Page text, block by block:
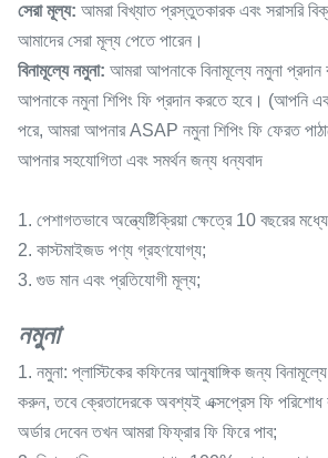
সেরা মূল্য: আমরা বিখ্যাত প্রস্তুতকারক এবং সরাসরি
আমাদের সেরা মূল্য পেতে পারেন।
বিনামূল্যে নমুনা: আমরা আপনাকে বিনামূল্যে নমুনা
আপনাকে নমুনা শিপিং ফি প্রদান করতে হবে। (আপনি
পরে, আমরা আপনার ASAP নমুনা শিপিং ফি ফেরত
আপনার সহযোগিতা এবং সমর্থন জন্য ধন্যবাদ
1. পেশাগতভাবে অন্ত্যেষ্টিক্রিয়া ক্ষেত্রে 10 বছরের
2. কাস্টমাইজড পণ্য গ্রহণযোগ্য;
3. গুড মান এবং প্রতিযোগী মূল্য;
নমুনা
1. নমুনা: প্লাস্টিকের কফিনের আনুষাঙ্গিক জন্য বিনামূল্যে
করুন, তবে ক্রেতাদেরকে অবশ্যই এক্সপ্রেস ফি
অর্ডার দেবেন তখন আমরা ফিফ্রার ফি ফিরে পাব;